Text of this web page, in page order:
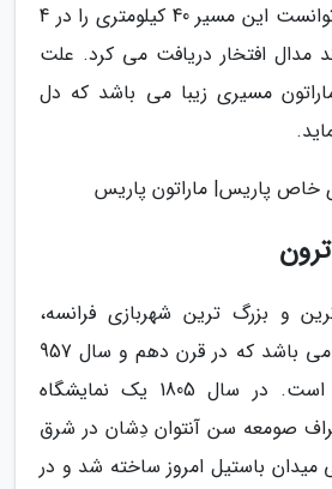
هر دونده ای که می توانست این مسیر 40 کیلومتری را در 4
مدال افتخار دریافت می کرد. علت
مسیری زیبا می باشد که دل
خاص پاریس| ماراتون پاریس
و بزرگ ترین شهربازی فرانسه،
شهربازی موقت ترون می باشد که در قرن دهم و سال 957
میلادی ساخته شده است. در سال 1805 یک نمایشگاه
صومعه سن آنتوان دِشان در شرق
میدان باستیل امروز ساخته شد و در